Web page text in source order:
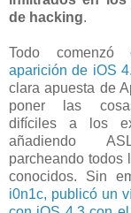
de hacking.
Todo
aparición de iOS
clara apuesta de
poner las
difíciles a los
añadiendo
parcheando todos
conocidos. Sin
i0n1c, publicó un